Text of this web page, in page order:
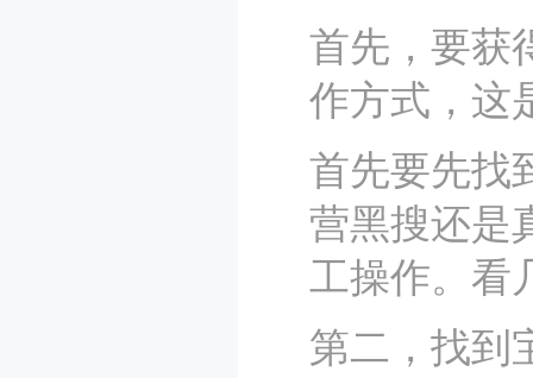
首先，要获
作方式，这
首先要先找
营黑搜还是
工操作。看
第二，找到